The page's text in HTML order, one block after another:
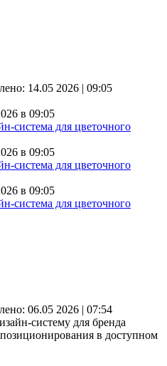
14.05 2026 | 09:05
в 09:05
в 09:05
в 09:05
06.05 2026 | 07:54
систему для бренда
в доступном